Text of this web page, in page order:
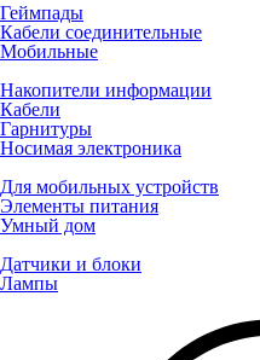
Геймпады
Кабели соединительные
Мобильные
Накопители информации
Кабели
Гарнитуры
Носимая электроника
Для мобильных устройств
Элементы питания
Умный дом
Датчики и блоки
Лампы